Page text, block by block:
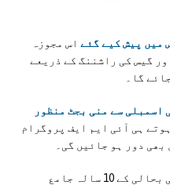
میں پیش کیے گئے اس مجوزہ
گیس کی راشننگ کے ذریعے
گا۔
اسمبلی سے منی بجٹ منظور
ہی آئی ایم ایف پروگرام
دور ہو جائیں گی۔
وفاقی حکومت کی جانب سے معیشت کی بحالی کے 10 سالہ جامع